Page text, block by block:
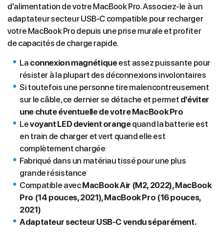
d'alimentation de votre MacBook Pro. Associez-le à un
adaptateur secteur USB‑C compatible pour recharger
votre MacBook Pro depuis une prise murale et profiter
de capacités de charge rapide.
La connexion magnétiqueest assez puissante pour
résister à la plupart des déconnexions involontaires
Si toutefois une personne tire malencontreusement
sur le câble, ce dernier se détache et permet d’éviter
une chute éventuelle de votre MacBook Pro
Levoyant LED devient orangequand la batterie est
en train de charger et vert quand elle est
complètement chargée
Fabriqué dans un matériau tissé pour une plus
grande résistance
Compatible avecMacBook Air (M2, 2022), MacBook
Pro (14 pouces, 2021), MacBook Pro (16 pouces,
2021)
Adaptateur secteur USB‑C vendu séparément.